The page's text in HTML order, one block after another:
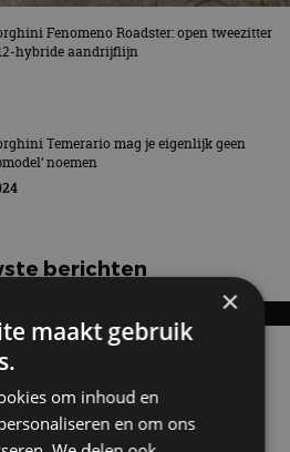
Fenomeno Roadster: open tweezitter
hybride aandrijflijn
Temerario mag je eigenlijk geen
noemen
berichten
EV EXPERIENCE 2026?
24 tot 26 september
BMW iX3 vs Volvo EX60 – Welke
hebben?
×
maakt gebruik
om inhoud en
en om ons